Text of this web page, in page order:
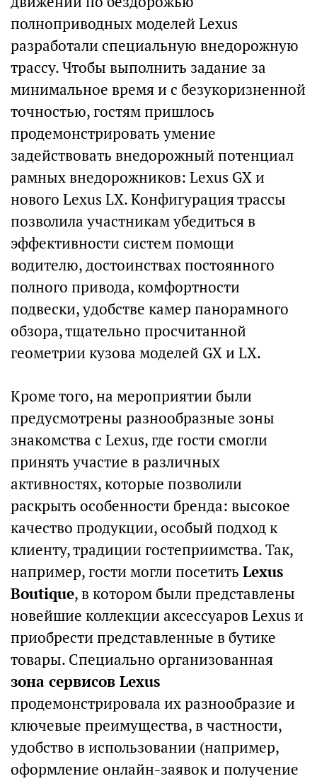
полноприводных моделей Lexus
разработали специальную внедорожную
трассу. Чтобы выполнить задание за
минимальное время и с безукоризненной
точностью, гостям пришлось
продемонстрировать умение
задействовать внедорожный потенциал
рамных внедорожников: Lexus GX и
нового Lexus LX. Конфигурация трассы
позволила участникам убедиться в
эффективности систем помощи
водителю, достоинствах постоянного
полного привода, комфортности
подвески, удобстве камер панорамного
обзора, тщательно просчитанной
геометрии кузова моделей GX и LX.
Кроме того, на мероприятии были
предусмотрены разнообразные зоны
знакомства с Lexus, где гости смогли
принять участие в различных
активностях, которые позволили
раскрыть особенности бренда: высокое
качество продукции, особый подход к
клиенту, традиции гостеприимства. Так,
например, гости могли посетить Lexus
Boutique, в котором были представлены
новейшие коллекции аксессуаров Lexus и
приобрести представленные в бутике
товары. Специально организованная
зона сервисов Lexus
продемонстрировала их разнообразие и
ключевые преимущества, в частности,
удобство в использовании (например,
оформление онлайн-заявок и получение